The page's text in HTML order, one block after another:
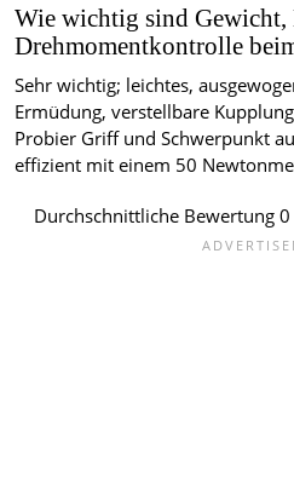
Wie wichtig sind Gewicht,
Drehmomentkontrolle
Sehr wichtig; leichtes,
Ermüdung, verstellbare
Probier Griff und Schwerpunkt
effizient mit einem 50
Durchschnittliche Bewertung0